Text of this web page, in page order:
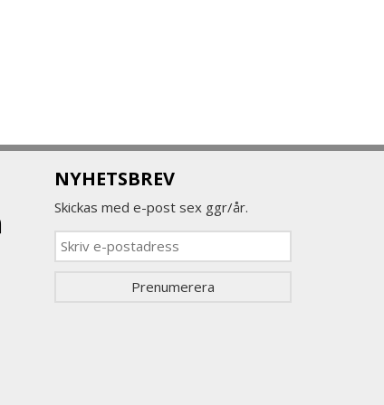
NYHETSBREV
Skickas med e-post sex ggr/år.